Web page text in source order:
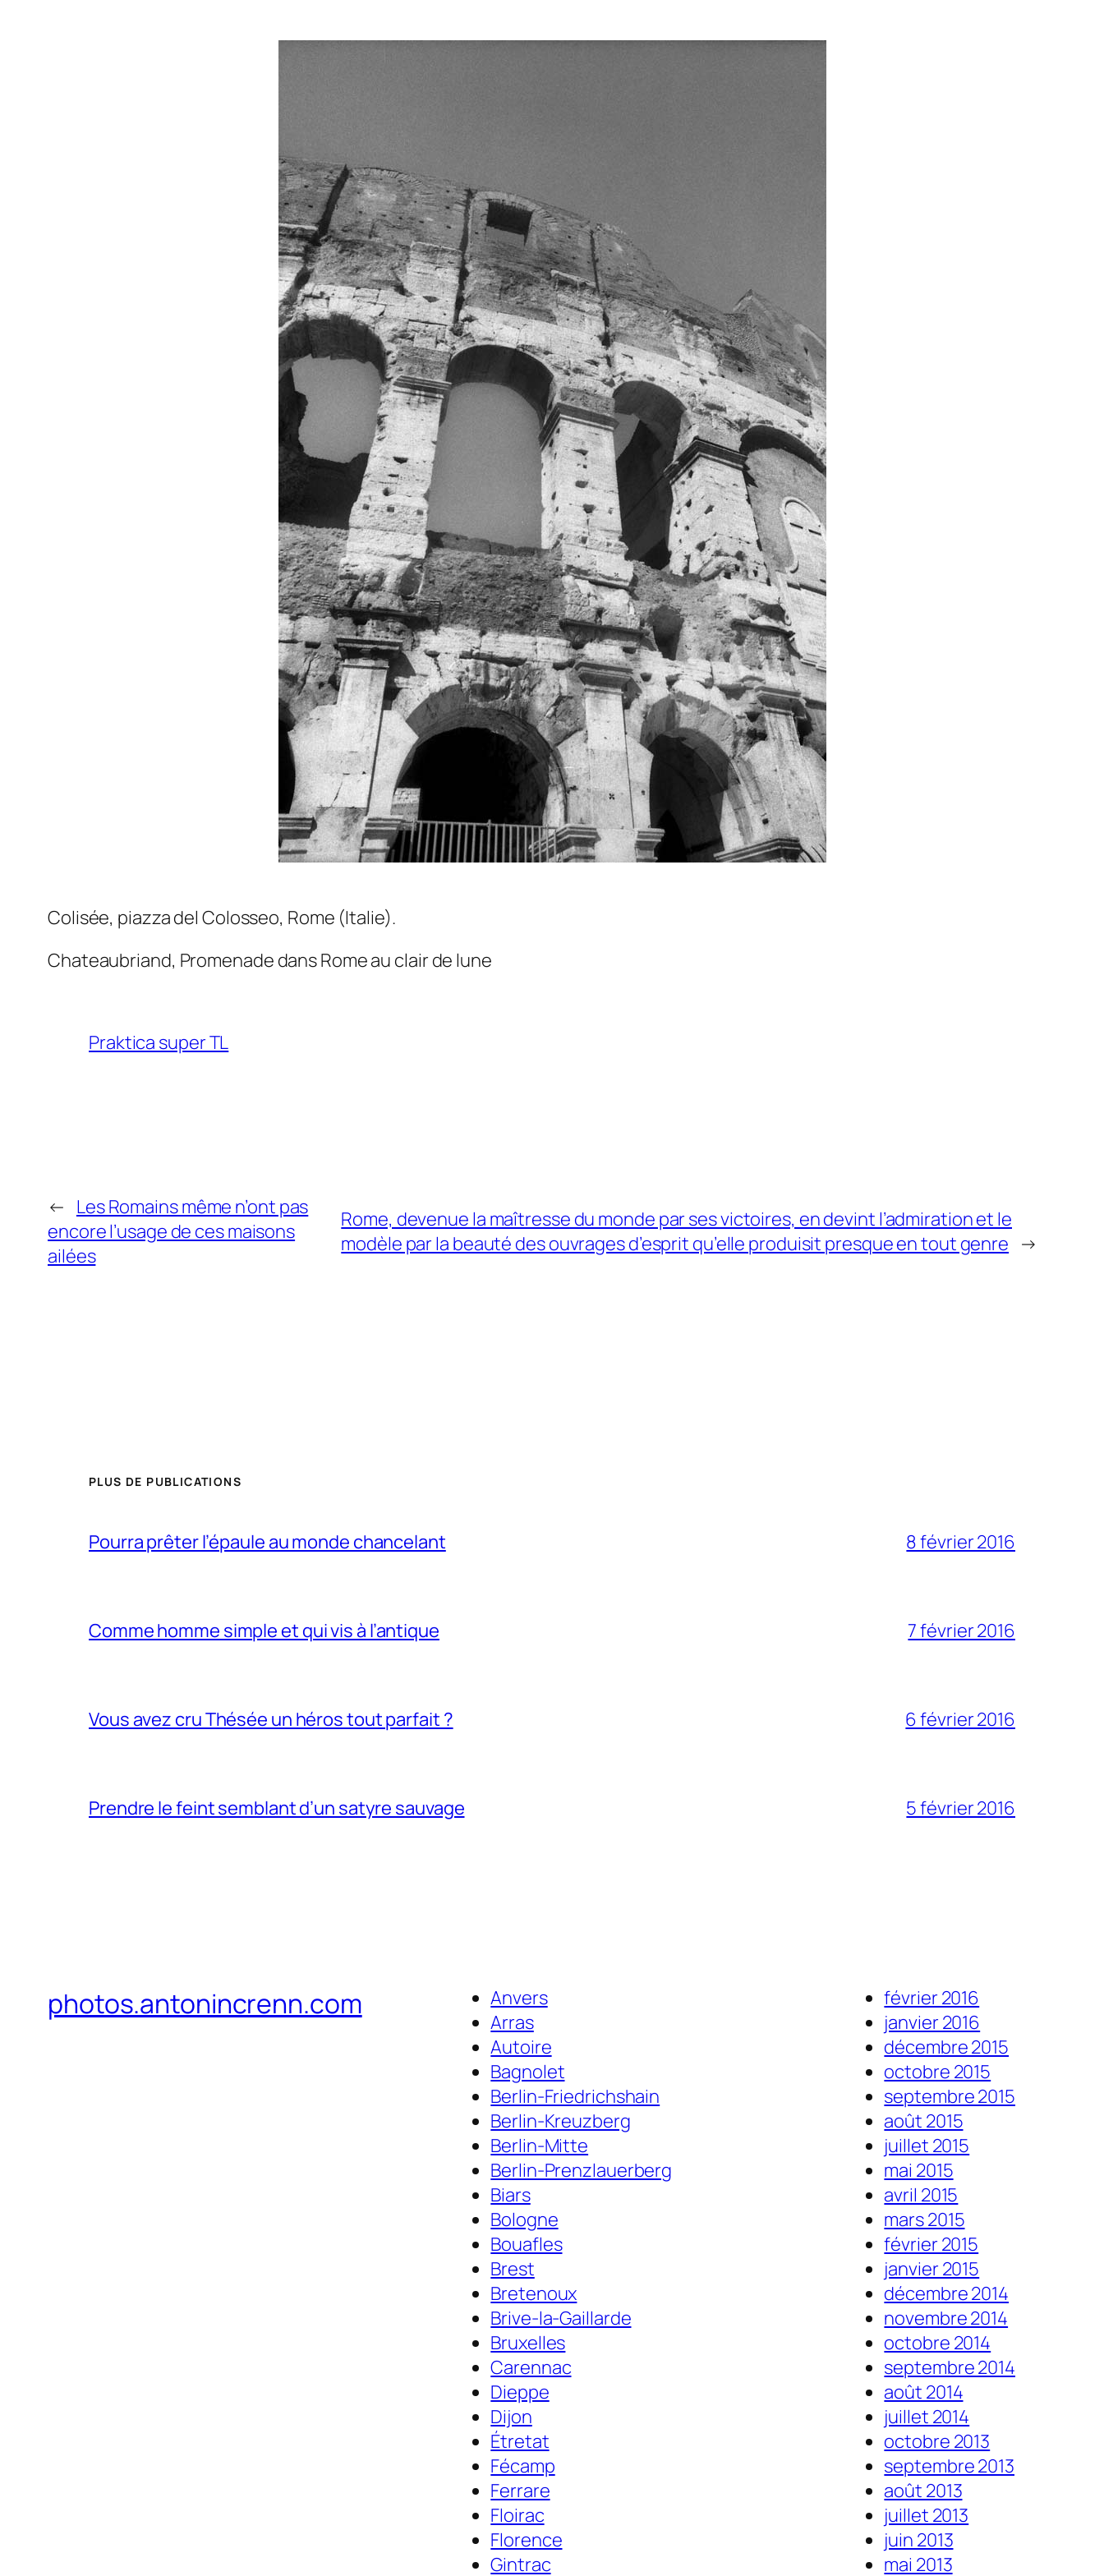
Colisée, piazza del Colosseo, Rome (Italie).
Chateaubriand, Promenade dans Rome au clair de lune
Praktica super TL
← Les Romains même n’ont pas
encore l’usage de ces maisons
ailées
Rome, devenue la maîtresse du monde par ses victoires, en devint l’admiration et le
modèle par la beauté des ouvrages d’esprit qu’elle produisit presque en tout genre →
PLUS DE PUBLICATIONS
Pourra prêter l’épaule au monde chancelant 8 février 2016
Comme homme simple et qui vis à l’antique 7 février 2016
Vous avez cru Thésée un héros tout parfait ? 6 février 2016
Prendre le feint semblant d’un satyre sauvage 5 février 2016
photos.antonincrenn.com
Anvers
Arras
Autoire
Bagnolet
Berlin-Friedrichshain
Berlin-Kreuzberg
Berlin-Mitte
Berlin-Prenzlauerberg
Biars
Bologne
Bouafles
Brest
Bretenoux
Brive-la-Gaillarde
Bruxelles
Carennac
Dieppe
Dijon
Étretat
Fécamp
Ferrare
Floirac
Florence
Gintrac
février 2016
janvier 2016
décembre 2015
octobre 2015
septembre 2015
août 2015
juillet 2015
mai 2015
avril 2015
mars 2015
février 2015
janvier 2015
décembre 2014
novembre 2014
octobre 2014
septembre 2014
août 2014
juillet 2014
octobre 2013
septembre 2013
août 2013
juillet 2013
juin 2013
mai 2013